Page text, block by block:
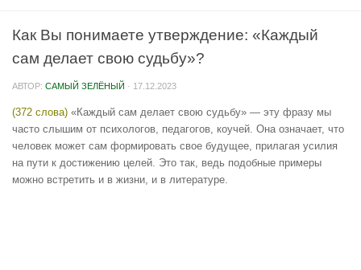
Как Вы понимаете утверждение: «Каждый
сам делает свою судьбу»?
АВТОР: САМЫЙ ЗЕЛЁНЫЙ · 17.12.2023
(372 слова) «Каждый сам делает свою судьбу» — эту фразу мы
часто слышим от психологов, педагогов, коучей. Она означает, что
человек может сам формировать свое будущее, прилагая усилия
на пути к достижению целей. Это так, ведь подобные примеры
можно встретить и в жизни, и в литературе.